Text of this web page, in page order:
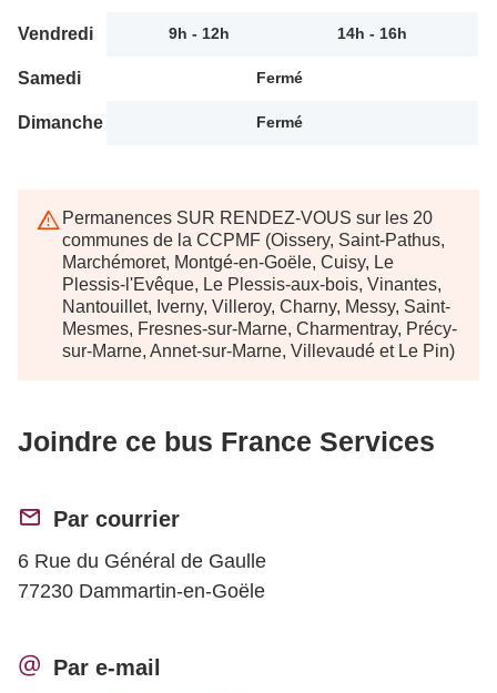
Vendredi 9h - 12h 14h - 16h
Samedi Fermé
Dimanche Fermé
Permanences SUR RENDEZ-VOUS sur les 20
communes de la CCPMF (Oissery, Saint-Pathus,
Marchémoret, Montgé-en-Goële, Cuisy, Le
Plessis-l'Evêque, Le Plessis-aux-bois, Vinantes,
Nantouillet, Iverny, Villeroy, Charny, Messy, Saint-
Mesmes, Fresnes-sur-Marne, Charmentray, Précy-
sur-Marne, Annet-sur-Marne, Villevaudé et Le Pin)
Joindre ce bus France Services
Par courrier
6 Rue du Général de Gaulle
77230 Dammartin-en-Goële
Par e-mail